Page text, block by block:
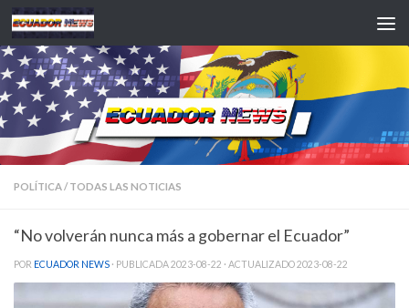
Saltar al contenido
POLÍTICA/ TODAS LAS NOTICIAS
“No volverán nunca más a gobernar el Ecuador”
POR ECUADOR NEWS · PUBLICADA2023-08-22 · ACTUALIZADO2023-08-22